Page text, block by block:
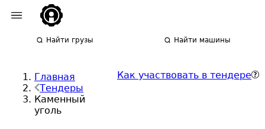
Найти грузы Найти машины
Главная
Тендеры
Каменный
уголь
Как участвовать в тендере